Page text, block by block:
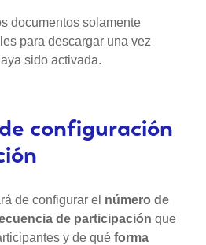
documentos solamente
para descargar una vez
sido activada.
configuración
de configurar el número de
de participación que
y de quéforma